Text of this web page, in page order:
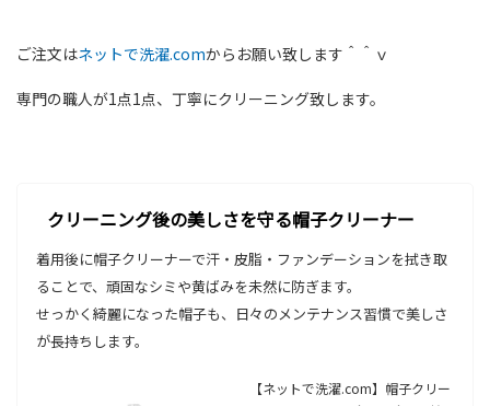
ご注文はネットで洗濯.comからお願い致します＾＾ｖ
専門の職人が1点1点、丁寧にクリーニング致します。
クリーニング後の美しさを守る帽子クリーナー
着用後に帽子クリーナーで汗・皮脂・ファンデーションを拭き取
ることで、頑固なシミや黄ばみを未然に防ぎます。
せっかく綺麗になった帽子も、日々のメンテナンス習慣で美しさ
が長持ちします。
【ネットで洗濯.com】帽子クリー